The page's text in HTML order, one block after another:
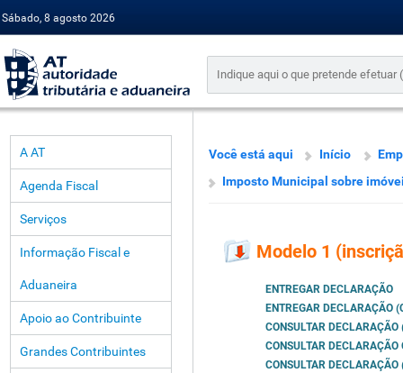
Sábado, 8 agosto 2026
A AT
Agenda Fiscal
Serviços
Informação Fiscal e
Aduaneira
Apoio ao Contribuinte
Grandes Contribuintes
Você está aqui Início
Imposto Municipal sobre
Modelo 1
ENTREGAR DECLARAÇÃO
ENTREGAR DECLARAÇÃO
CONSULTAR
CONSULTAR DECLARAÇÃO
CONSULTAR DECLARAÇÃO